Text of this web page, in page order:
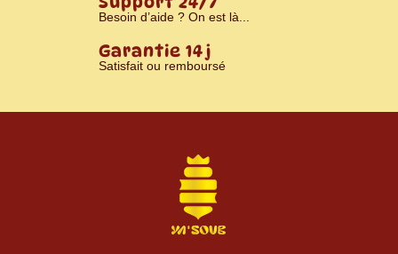
Besoin d’aide ? On est là...
Garantie 14 j
Satisfait ou remboursé